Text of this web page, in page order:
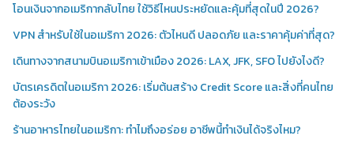
โอนเงินจากอเมริกากลับไทย ใช้วิธีไหนประหยัดและคุ้มที่สุดในปี 2026?
VPN สำหรับใช้ในอเมริกา 2026: ตัวไหนดี ปลอดภัย และราคาคุ้มค่าที่สุด?
เดินทางจากสนามบินอเมริกาเข้าเมือง 2026: LAX, JFK, SFO ไปยังไงดี?
บัตรเครดิตในอเมริกา 2026: เริ่มต้นสร้าง Credit Score และสิ่งที่คนไทย
ต้องระวัง
ร้านอาหารไทยในอเมริกา: ทำไมถึงอร่อย อาชีพนี้ทำเงินได้จริงไหม?